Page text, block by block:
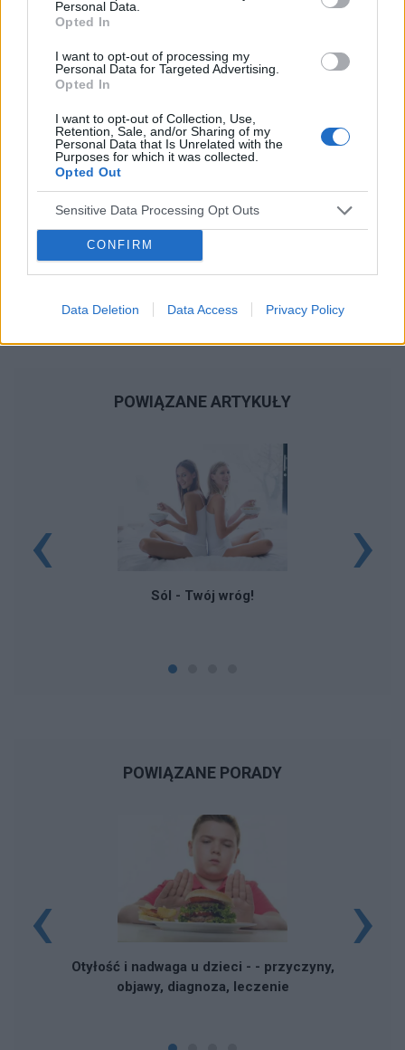
Personal Data.
Opted In
I want to opt-out of processing my
Personal Data for Targeted Advertising.
Opted In
I want to opt-out of Collection, Use,
Retention, Sale, and/or Sharing of my
Personal Data that Is Unrelated with the
Purposes for which it was collected.
Opted Out
Sensitive Data Processing Opt Outs
CONFIRM
Data Deletion Data Access Privacy Policy
POWIĄZANE ARTYKUŁY
Sól - Twój wróg!
‹ ›
POWIĄZANE PORADY
Otyłość i nadwaga u dzieci - - przyczyny,
objawy, diagnoza, leczenie
‹ ›